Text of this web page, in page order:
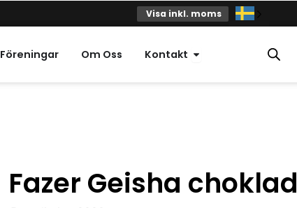
Visa inkl. moms
Föreningar Om Oss Kontakt Öppna Kontakt
Fazer Geisha choklad